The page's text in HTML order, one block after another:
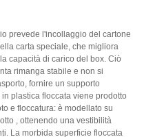
prevede l'incollaggio del cartone
carta speciale, che migliora
capacità di carico del box. Ciò
rimanga stabile e non si
fornire un supporto
plastica floccata viene prodotto
e floccatura: è modellato su
, ottenendo una vestibilità
La morbida superficie floccata